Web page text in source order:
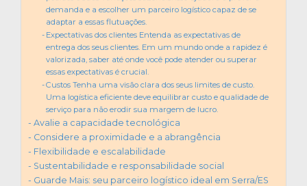
demanda e a escolher um parceiro logístico capaz de se
adaptar a essas flutuações.
Expectativas dos clientes Entenda as expectativas de
entrega dos seus clientes. Em um mundo onde a rapidez é
valorizada, saber até onde você pode atender ou superar
essas expectativas é crucial.
Custos Tenha uma visão clara dos seus limites de custo.
Uma logística eficiente deve equilibrar custo e qualidade de
serviço para não erodir sua margem de lucro.
Avalie a capacidade tecnológica
Considere a proximidade e a abrangência
Flexibilidade e escalabilidade
Sustentabilidade e responsabilidade social
Guarde Mais: seu parceiro logístico ideal em Serra/ES